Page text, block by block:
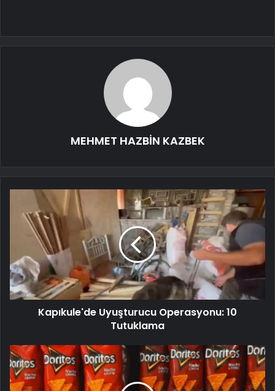
MEHMET HAZBİN KAZBEK
Kapıkule'de Uyuşturucu Operasyonu: 10
Tutuklama